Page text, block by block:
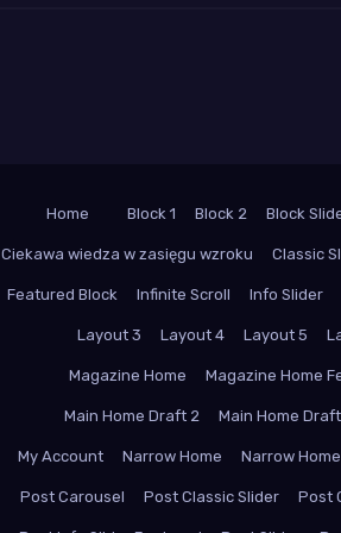
Home Block 1 Block 2 Block
Ciekawa wiedza w zasięgu wzroku Classic
Featured Block Infinite Scroll Info Slider
Layout 3 Layout 4 Layout 5
Magazine Home Magazine Home
Main Home Draft 2 Main Home
My Account Narrow Home Narrow
Post Carousel Post Classic Slider Post